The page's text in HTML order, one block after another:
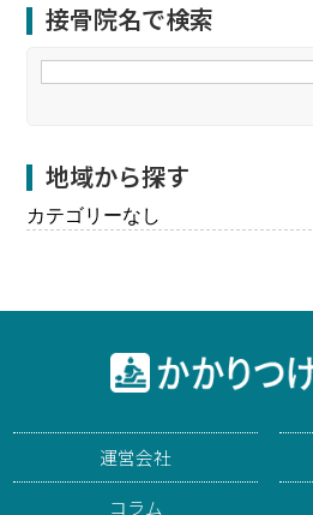
接骨院名で検索
地域から探す
カテゴリーなし
運営会社
コラム